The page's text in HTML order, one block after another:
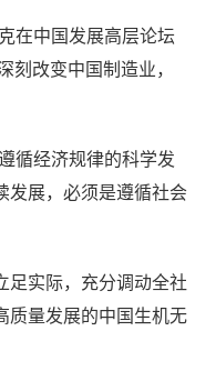
在中国发展高层论坛
刻改变中国制造业，
循经济规律的科学发
发展，必须是遵循社会
足实际，充分调动全社
质量发展的中国生机无